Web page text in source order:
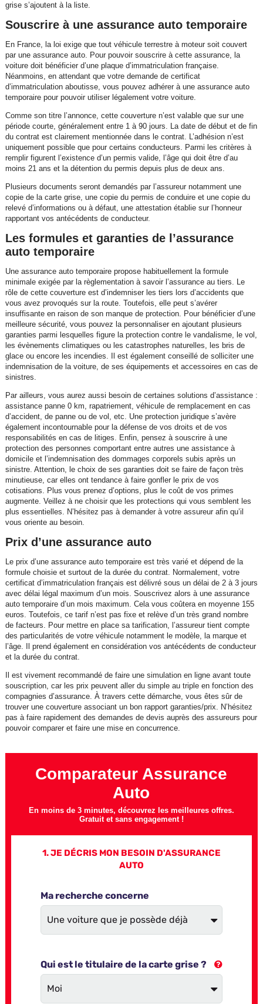
grise s’ajoutent à la liste.
Souscrire à une assurance auto temporaire
En France, la loi exige que tout véhicule terrestre à moteur soit couvert
par une assurance auto. Pour pouvoir souscrire à cette assurance, la
voiture doit bénéficier d’une plaque d’immatriculation française.
Néanmoins, en attendant que votre demande de certificat
d’immatriculation aboutisse, vous pouvez adhérer à une assurance auto
temporaire pour pouvoir utiliser légalement votre voiture.
Comme son titre l’annonce, cette couverture n’est valable que sur une
période courte, généralement entre 1 à 90 jours. La date de début et de fin
du contrat est clairement mentionnée dans le contrat. L’adhésion n’est
uniquement possible que pour certains conducteurs. Parmi les critères à
remplir figurent l’existence d’un permis valide, l’âge qui doit être d’au
moins 21 ans et la détention du permis depuis plus de deux ans.
Plusieurs documents seront demandés par l’assureur notamment une
copie de la carte grise, une copie du permis de conduire et une copie du
relevé d’informations ou à défaut, une attestation établie sur l’honneur
rapportant vos antécédents de conducteur.
Les formules et garanties de l’assurance
auto temporaire
Une assurance auto temporaire propose habituellement la formule
minimale exigée par la règlementation à savoir l’assurance au tiers. Le
rôle de cette couverture est d’indemniser les tiers lors d’accidents que
vous avez provoqués sur la route. Toutefois, elle peut s’avérer
insuffisante en raison de son manque de protection. Pour bénéficier d’une
meilleure sécurité, vous pouvez la personnaliser en ajoutant plusieurs
garanties parmi lesquelles figure la protection contre le vandalisme, le vol,
les évènements climatiques ou les catastrophes naturelles, les bris de
glace ou encore les incendies. Il est également conseillé de solliciter une
indemnisation de la voiture, de ses équipements et accessoires en cas de
sinistres.
Par ailleurs, vous aurez aussi besoin de certaines solutions d’assistance :
assistance panne 0 km, rapatriement, véhicule de remplacement en cas
d’accident, de panne ou de vol, etc. Une protection juridique s’avère
également incontournable pour la défense de vos droits et de vos
responsabilités en cas de litiges. Enfin, pensez à souscrire à une
protection des personnes comportant entre autres une assistance à
domicile et l’indemnisation des dommages corporels subis après un
sinistre. Attention, le choix de ses garanties doit se faire de façon très
minutieuse, car elles ont tendance à faire gonfler le prix de vos
cotisations. Plus vous prenez d’options, plus le coût de vos primes
augmente. Veillez à ne choisir que les protections qui vous semblent les
plus essentielles. N’hésitez pas à demander à votre assureur afin qu’il
vous oriente au besoin.
Prix d’une assurance auto
Le prix d’une assurance auto temporaire est très varié et dépend de la
formule choisie et surtout de la durée du contrat. Normalement, votre
certificat d’immatriculation français est délivré sous un délai de 2 à 3 jours
avec délai légal maximum d’un mois. Souscrivez alors à une assurance
auto temporaire d’un mois maximum. Cela vous coûtera en moyenne 155
euros. Toutefois, ce tarif n’est pas fixe et relève d’un très grand nombre
de facteurs. Pour mettre en place sa tarification, l’assureur tient compte
des particularités de votre véhicule notamment le modèle, la marque et
l’âge. Il prend également en considération vos antécédents de conducteur
et la durée du contrat.
Il est vivement recommandé de faire une simulation en ligne avant toute
souscription, car les prix peuvent aller du simple au triple en fonction des
compagnies d’assurance. À travers cette démarche, vous êtes sûr de
trouver une couverture associant un bon rapport garanties/prix. N’hésitez
pas à faire rapidement des demandes de devis auprès des assureurs pour
pouvoir comparer et faire une mise en concurrence.
Comparateur Assurance
Auto
En moins de 3 minutes, découvrez les meilleures offres.
Gratuit et sans engagement !